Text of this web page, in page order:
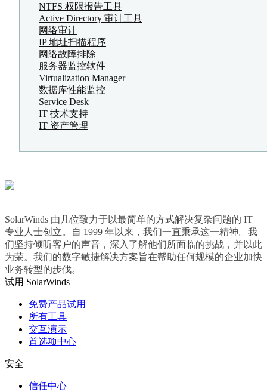
NTFS 权限报告工具
Active Directory 审计工具
网络审计
IP 地址扫描程序
网络故障排除
服务器监控软件
Virtualization Manager
数据库性能监控
Service Desk
IT 技术支持
IT 资产管理
SolarWinds 由几位致力于以最简单的方式解决复杂问题的 IT
专业人士创立。自 1999 年以来，我们一直秉承这一精神。我
们坚持倾听客户的声音，深入了解他们所面临的挑战，并以此
为荣。我们的数字敏捷解决方案旨在帮助任何规模的企业加快
业务转型的步伐。
试用 SolarWinds
免费产品试用
所有工具
交互演示
首选项中心
安全
信任中心